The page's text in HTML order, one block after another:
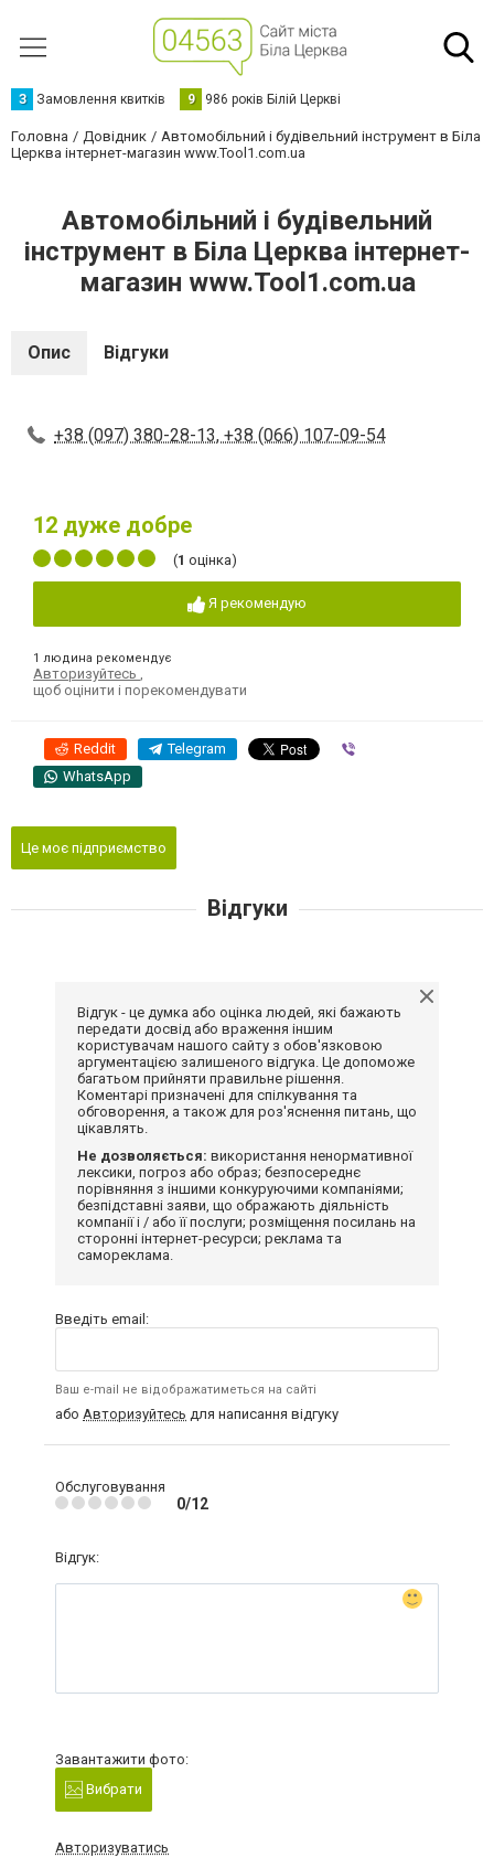
З Замовлення квитків 9 986 років Білій Церкві
Головна Довідник
Автомобільний і будівельний інструмент в Біла
Церква інтернет-магазин www.Tool1.com.ua
Автомобільний і будівельний
інструмент в Біла Церква інтернет-
магазин www.Tool1.com.ua
Опис Відгуки
+38 (097) 380-28-13, +38 (066) 107-09-54
12 дуже добре
(1 оцінка)
Я рекомендую
1 людина рекомендує
Авторизуйтесь
щоб оцінити і порекомендувати
Reddit Telegram
WhatsApp
Це моє підприємство
Відгуки
Відгук - це думка або оцінка людей, які бажають
передати досвід або враження іншим
користувачам нашого сайту з обов'язковою
аргументацією залишеного відгука. Це допоможе
багатьом прийняти правильне рішення.
Коментарі призначені для спілкування та
обговорення, а також для роз'яснення питань, що
цікавлять.
Не дозволяється: використання ненормативної
лексики, погроз або образ; безпосереднє
порівняння з іншими конкуруючими компаніями;
безпідставні заяви, що ображають діяльність
компанії і / або її послуги; розміщення посилань на
сторонні інтернет-ресурси; реклама та
самореклама.
Введіть email:
Ваш e-mail не відображатиметься на сайті
або Авторизуйтесь для написання відгуку
Обслуговування
0/12
Відгук:
Завантажити фото:
Вибрати
Авторизуватись